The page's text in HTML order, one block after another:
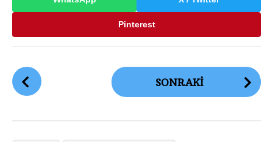
Pinterest
G
ö
SONRAKI